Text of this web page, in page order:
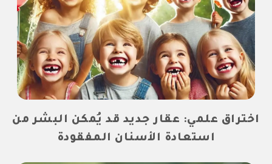
اختراق علمي: عقار جديد قد يُمكن البشر من
استعادة الأسنان المفقودة